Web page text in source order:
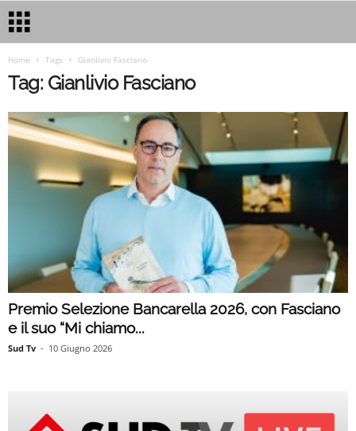
Home Tags Gianlivio Fasciano
Tag: Gianlivio Fasciano
Premio Selezione Bancarella 2026, con Fasciano
e il suo “Mi chiamo...
Sud Tv - 10 Giugno 2026